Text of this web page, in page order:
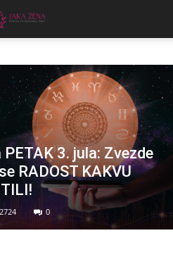
3. jula: Zvezde
RADOST KAKVU
2724 0